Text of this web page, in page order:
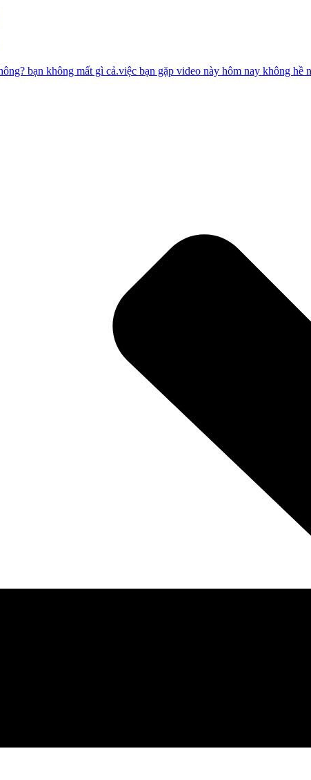
bạn không mất gì cả.việc bạn gặp video này hôm nay không